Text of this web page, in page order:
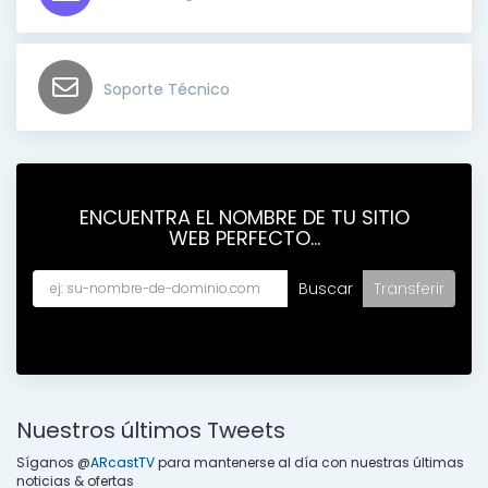
Soporte Técnico
ENCUENTRA EL NOMBRE DE TU SITIO
WEB PERFECTO...
Nuestros últimos Tweets
Síganos @ARcastTVpara mantenerse al día con nuestras últimas
noticias & ofertas